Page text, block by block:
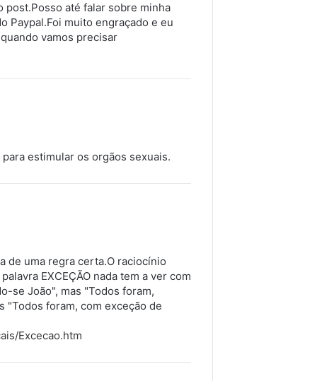
post.Posso até falar sobre minha
Paypal.Foi muito engraçado e eu
vamos precisar
estimular os orgãos sexuais.
de uma regra certa.O raciocínio
EXCEÇÃO nada tem a ver com
se João", mas "Todos foram,
"Todos foram, com exceção de
Excecao.htm